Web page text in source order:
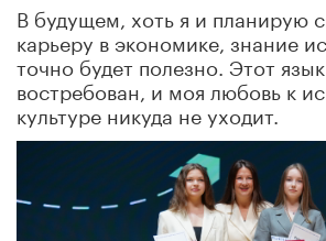
В будущем, хоть я и планирую
карьеру в экономике, знание
точно будет полезно. Этот
востребован, и моя любовь к
культуре никуда не уходит.